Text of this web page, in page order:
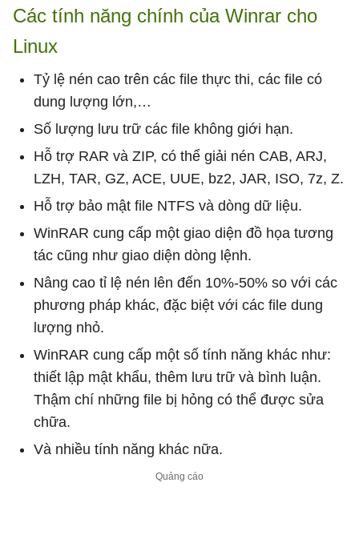
Các tính năng chính của Winrar cho
Linux
Tỷ lệ nén cao trên các file thực thi, các file có
dung lượng lớn,…
Số lượng lưu trữ các file không giới hạn.
Hỗ trợ RAR và ZIP, có thể giải nén CAB, ARJ,
LZH, TAR, GZ, ACE, UUE, bz2, JAR, ISO, 7z, Z.
Hỗ trợ bảo mật file NTFS và dòng dữ liệu.
WinRAR cung cấp một giao diện đồ họa tương
tác cũng như giao diện dòng lệnh.
Nâng cao tỉ lệ nén lên đến 10%-50% so với các
phương pháp khác, đặc biệt với các file dung
lượng nhỏ.
WinRAR cung cấp một số tính năng khác như:
thiết lập mật khẩu, thêm lưu trữ và bình luận.
Thậm chí những file bị hỏng có thể được sửa
chữa.
Và nhiều tính năng khác nữa.